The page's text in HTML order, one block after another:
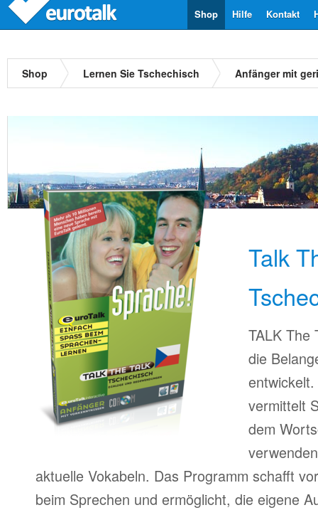
Kontakt
Hilfe
Shop
Shop Lernen Sie Tschechisch Anfänger mit
Talk
TALK The
die
vermittelt
dem
aktuelle Vokabeln. Das Programm schafft
beim Sprechen und ermöglicht, die eigene